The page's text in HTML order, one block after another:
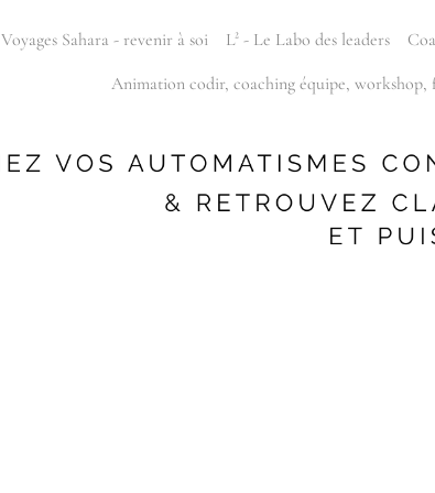
Voyages Sahara - revenir à soi L² - Le Labo des leaders
Animation codir, coaching équipe, workshop,